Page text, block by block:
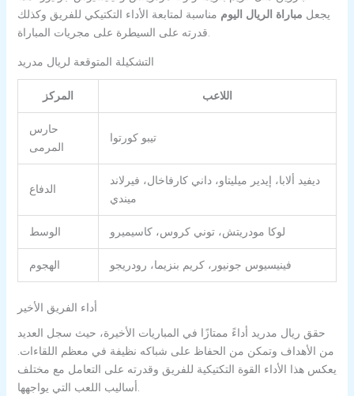
يجعل مباراة الريال اليوم مناسبة لمتابعة الأداء التكتيكي للفريق وكذلك
قدرته على السيطرة على مجريات المباراة.
التشكيلة المتوقعة لريال مدريد
المركز اللاعب
حارس
المرمى
تيبو كورتوا
الدفاع
ديفيد ألابا، إيدير ميليتاو، داني كارفاخال، فيرلاند
ميندي
الوسط لوكا مودريتش، توني كروس، كاسيميرو
الهجوم فينيسيوس جونيور، كريم بنزيما، رودريجو
أداء الفريق الأخير
حقق ريال مدريد أداءً ممتازًا في المباريات الأخيرة، حيث سجل العديد
من الأهداف وتمكن من الحفاظ على شباكه نظيفة في معظم اللقاءات.
يعكس هذا الأداء القوة التكتيكية للفريق وقدرته على التعامل مع مختلف
أساليب اللعب التي يواجهها.